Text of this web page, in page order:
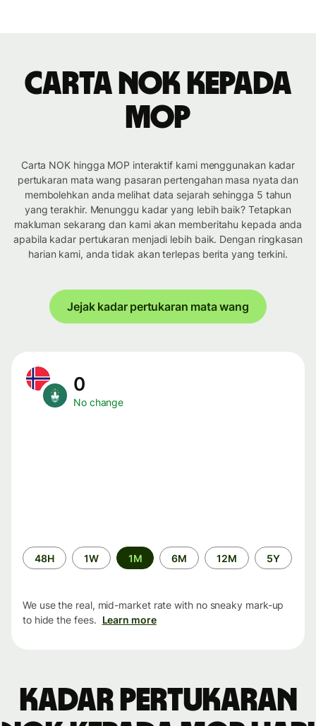
Carta NOK kepada
MOP
Carta NOK hingga MOP interaktif kami menggunakan kadar
pertukaran mata wang pasaran pertengahan masa nyata dan
membolehkan anda melihat data sejarah sehingga 5 tahun
yang terakhir. Menunggu kadar yang lebih baik? Tetapkan
makluman sekarang dan kami akan memberitahu kepada anda
apabila kadar pertukaran menjadi lebih baik. Dengan ringkasan
harian kami, anda tidak akan terlepas berita yang terkini.
Jejak kadar pertukaran mata wang
0
No change
Time
period
48H 1W 1M 6M 12M 5Y
We use the real, mid-market rate with no sneaky mark-up
to hide the fees. Learn more
Kadar pertukaran